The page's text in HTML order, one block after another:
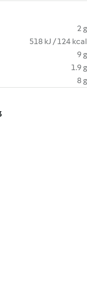
2 g
518 kJ / 124 kcal
9 g
1.9 g
8 g